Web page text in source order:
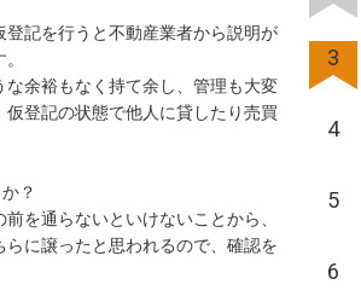
記を行うと不動産業者から説明が
余裕もなく持て余し、管理も大変
登記の状態で他人に貸したり売買
？
を通らないといけないことから、
に譲ったと思われるので、確認を
3
4
5
6